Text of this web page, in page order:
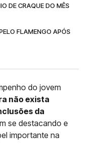
DE CRAQUE DO MÊS
FLAMENGO APÓS
do jovem
não exista
da
se destacando e
importante na